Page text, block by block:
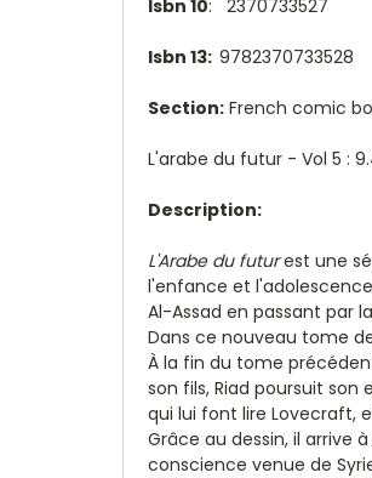
Isbn 10: 2370733527
Isbn 13: 9782370733528
Section: French comic
L'arabe du futur - Vol 5 :
Description:
L'Arabe du futurest une
l'enfance et
Al-Assad en passant par
Dans ce nouveau tome
À la fin du tome
son fils, Riad poursuit
qui lui font lire Lovecraft,
Grâce au dessin, il arrive
conscience venue de